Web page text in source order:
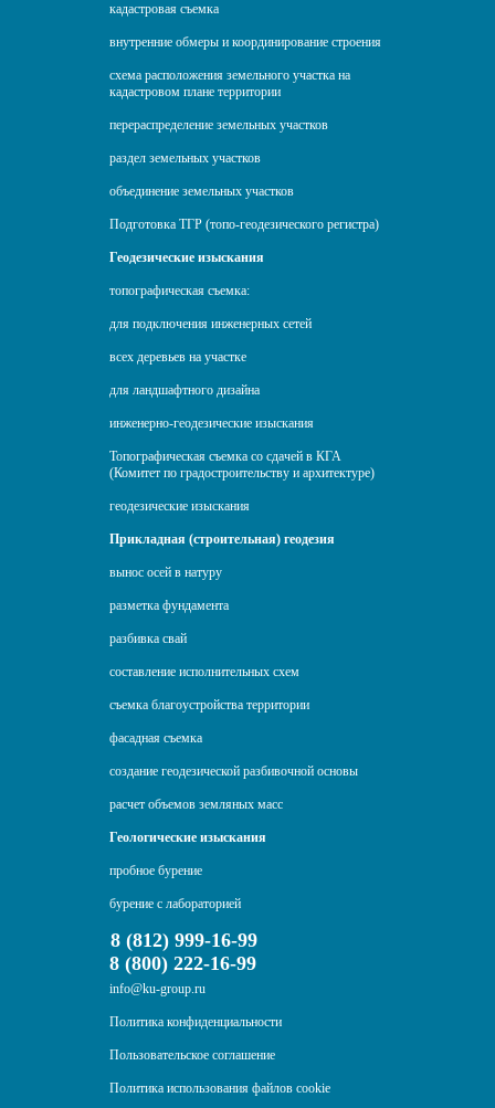
кадастровая съемка
внутренние обмеры и координирование строения
схема расположения земельного участка на
кадастровом плане территории
перераспределение земельных участков
раздел земельных участков
объединение земельных участков
Подготовка ТГР (топо-геодезического регистра)
Геодезические изыскания
топографическая съемка:
для подключения инженерных сетей
всех деревьев на участке
для ландшафтного дизайна
инженерно-геодезические изыскания
Топографическая съемка со сдачей в КГА
(Комитет по градостроительству и архитектуре)
геодезические изыскания
Прикладная (строительная) геодезия
вынос осей в натуру
разметка фундамента
разбивка свай
составление исполнительных схем
съемка благоустройства территории
фасадная съемка
создание геодезической разбивочной основы
расчет объемов земляных масс
Геологические изыскания
пробное бурение
бурение с лабораторией
8 (812) 999-16-99
8 (800) 222-16-99
info@ku-group.ru
Политика конфиденциальности
Пользовательское соглашение
Политика использования файлов cookie